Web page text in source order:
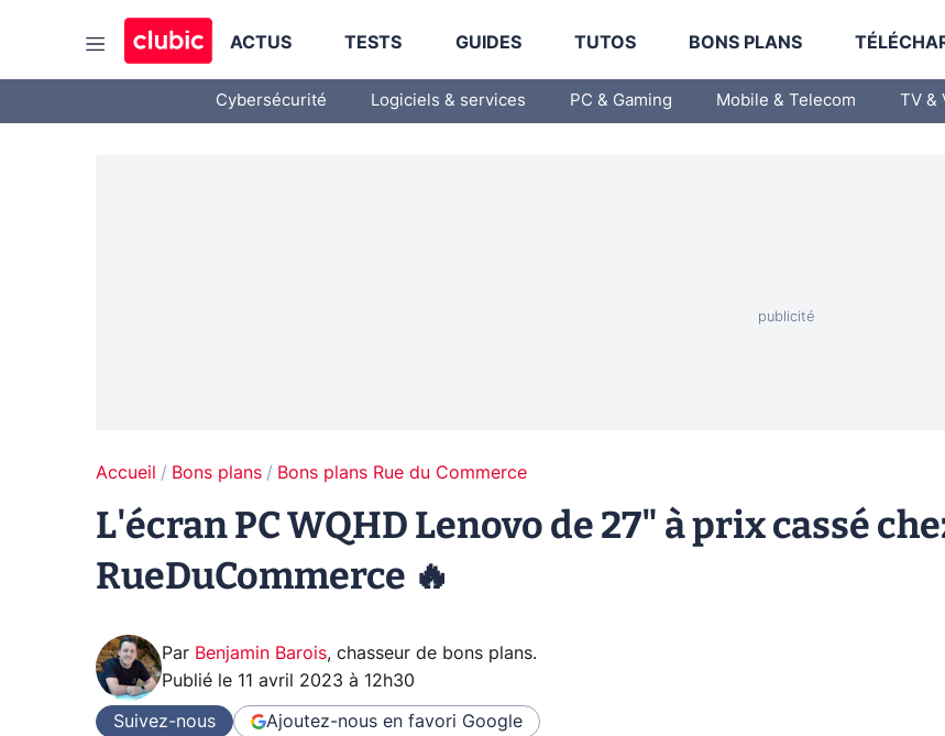
ACTUS TESTS GUIDES TUTOS BONS PLANS
Cybersécurité Logiciels & services PC & Gaming Mobile & Telecom TV &
Accueil Bons plans Bons plans Rue du Commerce
L'écran PC WQHD Lenovo de 27" à prix cassé
RueDuCommerce 🔥
Par Benjamin Barois, chasseur de bons plans.
Publié le 11 avril 2023 à 12h30
Suivez-nous Ajoutez-nous en favori Google